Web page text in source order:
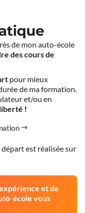
de mon auto-école
des cours de
pour mieux
de ma formation.
et/ou en
!
est réaliséesur
et de
école vous